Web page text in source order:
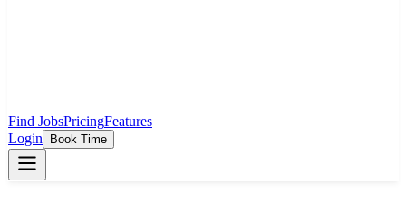
Find JobsPricingFeatures
Login
Book Time